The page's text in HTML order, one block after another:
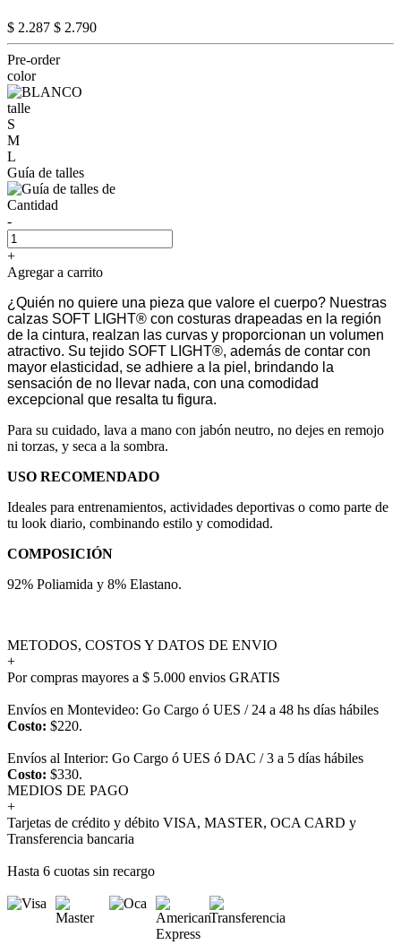
$ 2.287 $ 2.790
Pre-order
color
talle
S
M
L
Guía de talles
Cantidad
-
+
Agregar a carrito
¿Quién no quiere una pieza que valore el cuerpo? Nuestras
calzas SOFT LIGHT® con costuras drapeadas en la región
de la cintura, realzan las curvas y proporcionan un volumen
atractivo. Su tejido SOFT LIGHT®, además de contar con
mayor elasticidad, se adhiere a la piel, brindando la
sensación de no llevar nada, con una comodidad
excepcional que resalta tu figura.
Para su cuidado, lava a mano con jabón neutro, no dejes en remojo
ni torzas, y seca a la sombra.
USO RECOMENDADO
Ideales para entrenamientos, actividades deportivas o como parte de
tu look diario, combinando estilo y comodidad.
COMPOSICIÓN
92% Poliamida y 8% Elastano.
METODOS, COSTOS Y DATOS DE ENVIO
+
Por compras mayores a $ 5.000 envios GRATIS
Envíos en Montevideo: Go Cargo ó UES / 24 a 48 hs días hábiles
Costo: $220.
Envíos al Interior: Go Cargo ó UES ó DAC / 3 a 5 días hábiles
Costo: $330.
MEDIOS DE PAGO
+
Tarjetas de crédito y débito VISA, MASTER, OCA CARD y
Transferencia bancaria
Hasta 6 cuotas sin recargo